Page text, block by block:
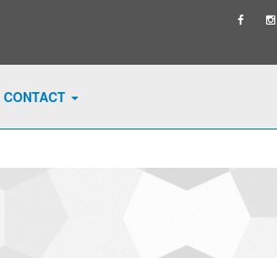
CONTACT